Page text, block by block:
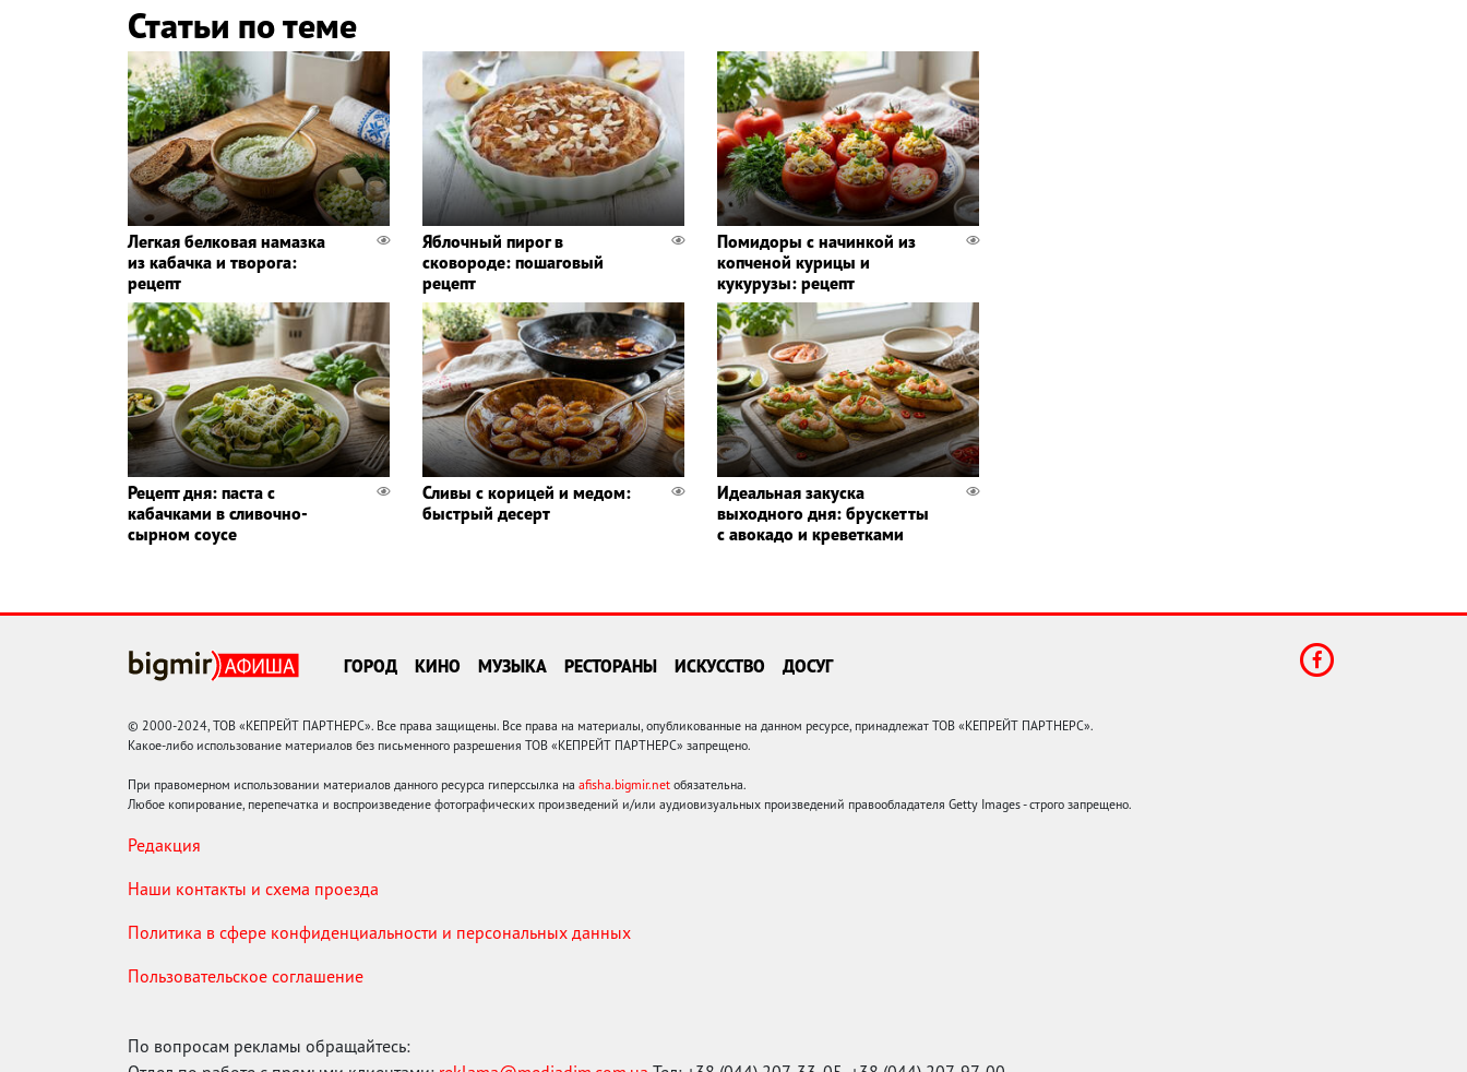
Статьи по теме
Легкая белковая намазка
из кабачка и творога:
рецепт
Яблочный пирог в
сковороде: пошаговый
рецепт
Помидоры с начинкой из
копченой курицы и
кукурузы: рецепт
Рецепт дня: паста с
кабачками в сливочно-
сырном соусе
Сливы с корицей и медом:
быстрый десерт
Идеальная закуска
выходного дня: брускетты
с авокадо и креветками
ГОРОД КИНО МУЗЫКА РЕСТОРАНЫ ИСКУССТВО ДОСУГ
© 2000-2024, ТОВ «КЕПРЕЙТ ПАРТНЕРС». Все права защищены. Все права на материалы, опубликованные на данном ресурсе, принадлежат ТОВ «КЕПРЕЙТ ПАРТНЕРС».
Какое-либо использование материалов без письменного разрешения ТОВ «КЕПРЕЙТ ПАРТНЕРС» запрещено.
При правомерном использовании материалов данного ресурса гиперссылка на afisha.bigmir.net обязательна.
Любое копирование, перепечатка и воспроизведение фотографических произведений и/или аудиовизуальных произведений правообладателя Getty Images - строго запрещено.
Редакция
Наши контакты и схема проезда
Политика в сфере конфиденциальности и персональных данных
Пользовательское соглашение
По вопросам рекламы обращайтесь: